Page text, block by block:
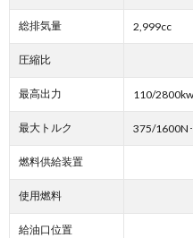
総排気量 2,999cc
圧縮比
最高出力 110/
最大トルク 375/1600N
燃料供給装置
使用燃料
給油口位置